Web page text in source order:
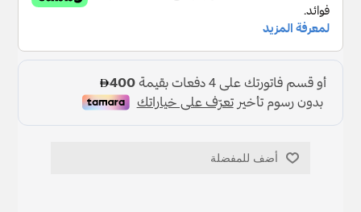
أضف للمفضلة